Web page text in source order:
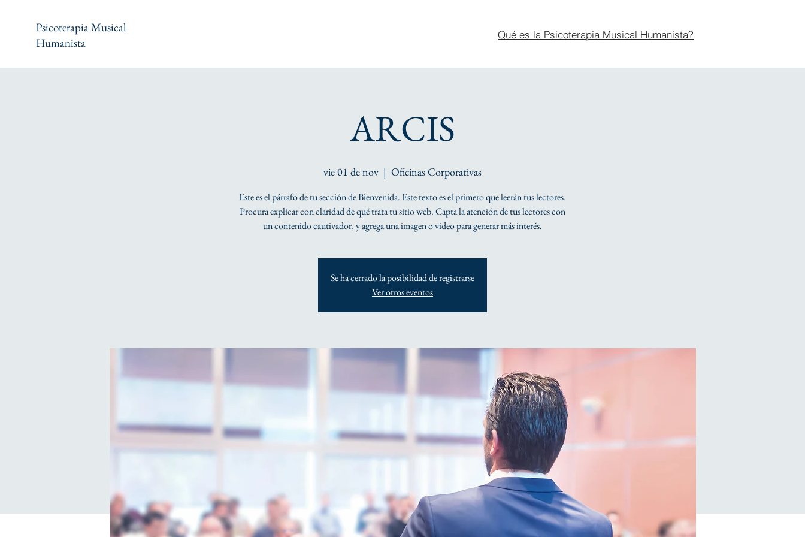
Psicoterapia Musical
Humanista
Qué es la Psicoterapia Musical Humanista?
ARCIS
vie 01 de nov
  |
Oficinas Corporativas
Este es el párrafo de tu sección de Bienvenida. Este texto es el primero que leerán tus lectores.
Procura explicar con claridad de qué trata tu sitio web. Capta la atención de tus lectores con
un contenido cautivador, y agrega una imagen o video para generar más interés.
Se ha cerrado la posibilidad de registrarse
Ver otros eventos